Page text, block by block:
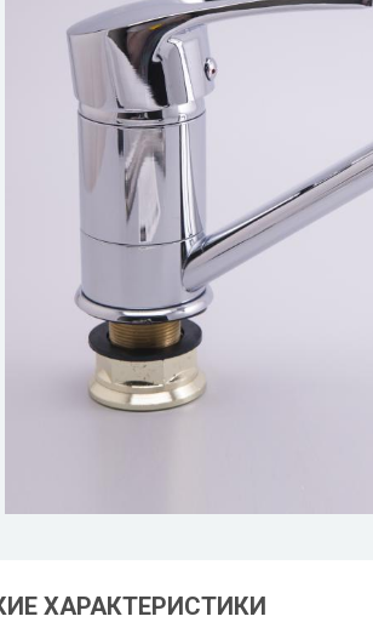
ХАРАКТЕРИСТИКИ